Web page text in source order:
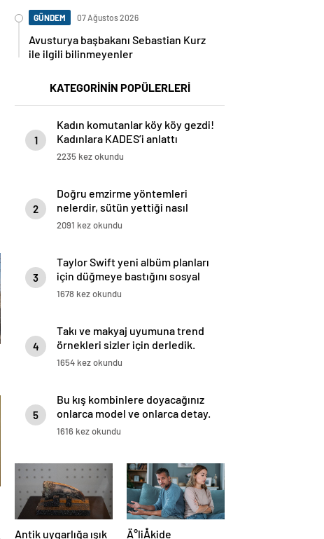
GÜNDEM 07 Ağustos 2026
Avusturya başbakanı Sebastian Kurz
ile ilgili bilinmeyenler
KATEGORİNİN POPÜLERLERİ
1
Kadın komutanlar köy köy gezdi!
Kadınlara KADES’i anlattı
2235 kez okundu
2
Doğru emzirme yöntemleri
nelerdir, sütün yettiği nasıl
anlaşılır?
2091 kez okundu
3
Taylor Swift yeni albüm planları
için düğmeye bastığını sosyal
medyadan duyurdu!
1678 kez okundu
4
Takı ve makyaj uyumuna trend
örnekleri sizler için derledik.
1654 kez okundu
5
Bu kış kombinlere doyacağınız
onlarca model ve onlarca detay.
1616 kez okundu
Antik uygarlığa ışık
Ä°liÅkide